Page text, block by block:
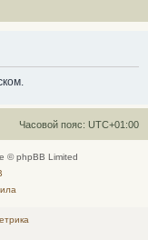
Часовой пояс: UTC+01:00
© phpBB Limited